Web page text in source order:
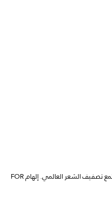
منصة للإلهام، أنشئت من قبل ولأجل مجتمع تصفيف الشعر العالمي. إلهام FOR